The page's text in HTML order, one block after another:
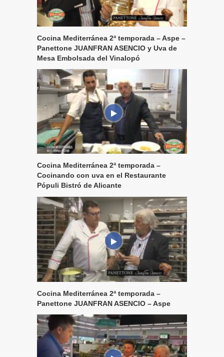
Cocina Mediterránea 2ª temporada – Aspe –
Panettone JUANFRAN ASENCIO y Uva de
Mesa Embolsada del Vinalopó
Cocina Mediterránea 2ª temporada –
Cocinando con uva en el Restaurante
Pópuli Bistró de Alicante
Cocina Mediterránea 2ª temporada –
Panettone JUANFRAN ASENCIO – Aspe